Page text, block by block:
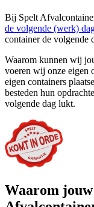
Bij Spelt
de volgende (werk)
container de volgende
Waarom kunnen wij
voeren wij onze eigen
eigen containers
besteden hun
volgende dag lukt.
Waarom